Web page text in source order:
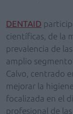
DENTAID
científicas, de la
prevalencia de
amplio segmento
Calvo, centrado
mejorar la
focalizada en el
profesional de